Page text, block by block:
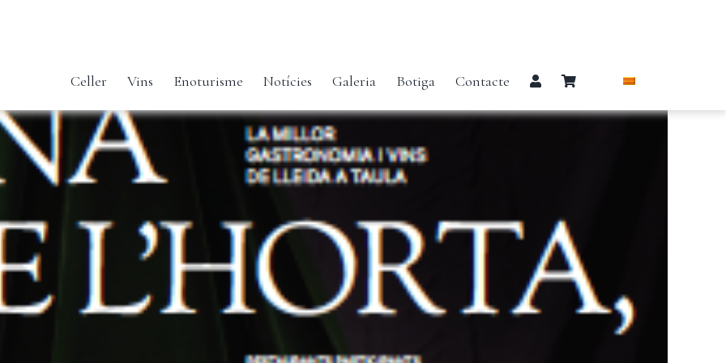
Celler
Vins Enoturisme Notícies Galeria Botiga Contacte